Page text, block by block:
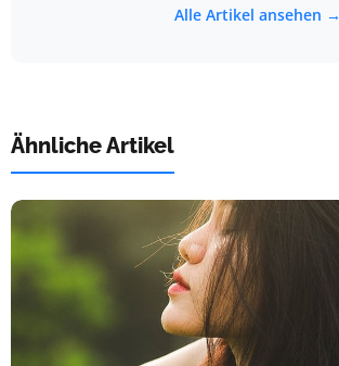
Alle Artikel ansehen →
Ähnliche Artikel